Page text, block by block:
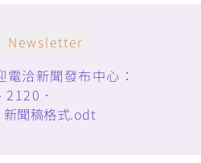
Newsletter
洽新聞發布中心：
．
新聞稿格式.odt